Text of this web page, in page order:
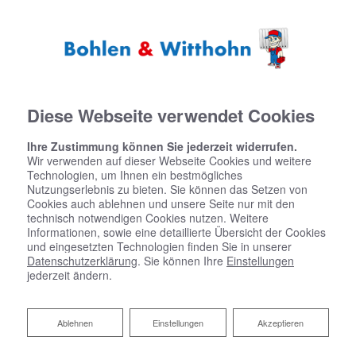
Informieren Sie sich jetzt zum Umstieg auf erneuerbare Energien!
Diese Webseite verwendet Cookies
Ihre Zustimmung können Sie jederzeit widerrufen.
Wir verwenden auf dieser Webseite Cookies und weitere
Technologien, um Ihnen ein bestmögliches
Nutzungserlebnis zu bieten. Sie können das Setzen von
Cookies auch ablehnen und unsere Seite nur mit den
technisch notwendigen Cookies nutzen. Weitere
Informationen, sowie eine detaillierte Übersicht der Cookies
und eingesetzten Technologien finden Sie in unserer
Datenschutzerklärung. Sie können Ihre Einstellungen
jederzeit ändern.
Akzeptieren
Einstellungen
Ablehnen
Ablehnen